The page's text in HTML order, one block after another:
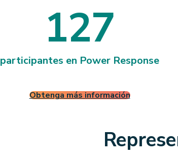
1
1
2
2
7
7
participantes en Power Response
Obtenga más información